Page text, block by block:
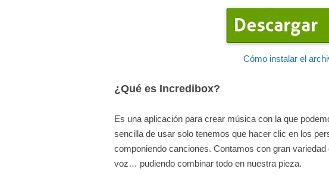
Cómo instalar el
¿Qué es Incredibox?
Es una aplicación para crear música con la que
sencilla de usar solo tenemos que hacer clic en los
componiendo canciones. Contamos con gran
voz… pudiendo combinar todo en nuestra pieza.